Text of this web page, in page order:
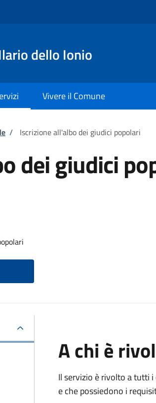
dello Ionio
Vivere il Comune
/ Iscrizione all'albo dei giudici popolari
dei giudici
A chi è
Il servizio è rivolto a tutti
e che possiedono i